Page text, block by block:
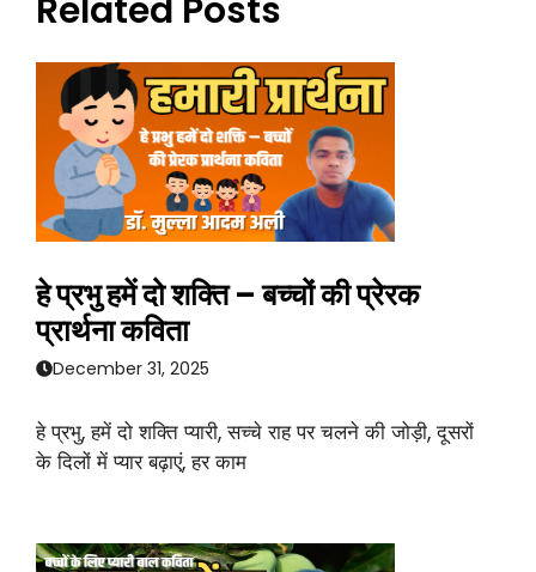
Related Posts
हे प्रभु हमें दो शक्ति – बच्चों की प्रेरक
प्रार्थना कविता
December 31, 2025
हे प्रभु, हमें दो शक्ति प्यारी, सच्चे राह पर चलने की जोड़ी, दूसरों
के दिलों में प्यार बढ़ाएं, हर काम